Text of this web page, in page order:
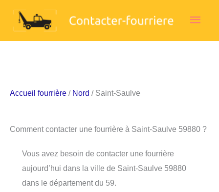
Accueil fourrière / Nord / Saint-Saulve
Comment contacter une fourrière à Saint-Saulve 59880 ?
Vous avez besoin de contacter une fourrière
aujourd’hui dans la ville de Saint-Saulve 59880
dans le département du 59.